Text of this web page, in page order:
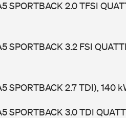
SPORTBACK 2.0 TFSI
SPORTBACK 3.2 FSI
SPORTBACK 2.7 TDI), 140
SPORTBACK 3.0 TDI